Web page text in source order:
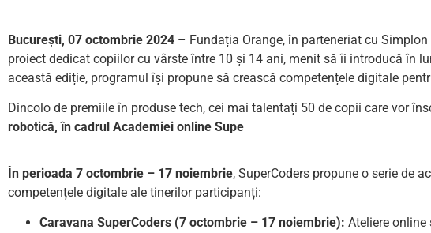
București, 07 octombrie 2024 – Fundația Orange, în parteneriat cu
proiect dedicat copiilor cu vârste între 10 și 14 ani, menit să îi introducă în
această ediție, programul își propune să crească competențele digitale
Dincolo de premiile în produse tech, cei mai talentați 50 de copii care vor
robotică, în cadrul Academiei online Supe
În perioada 7 octombrie – 17 noiembrie, SuperCoders propune o serie de
competențele digitale ale tinerilor participanți:
Caravana SuperCoders (7 octombrie – 17 noiembrie): Ateliere